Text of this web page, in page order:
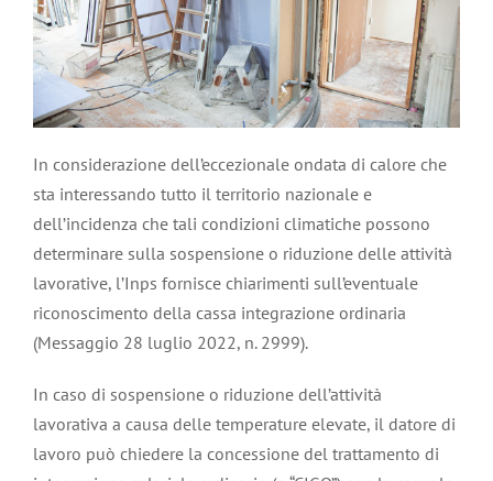
In considerazione dell’eccezionale ondata di calore che
sta interessando tutto il territorio nazionale e
dell’incidenza che tali condizioni climatiche possono
determinare sulla sospensione o riduzione delle attività
lavorative, l’Inps fornisce chiarimenti sull’eventuale
riconoscimento della cassa integrazione ordinaria
(Messaggio 28 luglio 2022, n. 2999).
In caso di sospensione o riduzione dell’attività
lavorativa a causa delle temperature elevate, il datore di
lavoro può chiedere la concessione del trattamento di